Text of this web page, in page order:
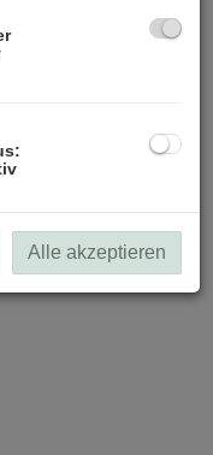
Alle akzeptieren